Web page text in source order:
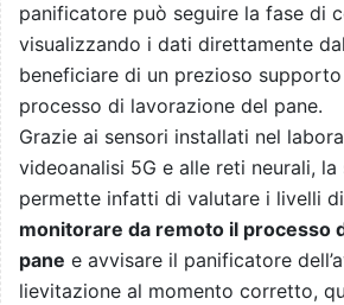
panificatore può seguire la fase di
visualizzando i dati direttamente
beneficiare di un prezioso
processo di lavorazione del pane.
Grazie ai sensori installati nel
videoanalisi 5G e alle reti neurali, la
permette infatti di valutare i livelli di
monitorare da remoto il processo
pane e avvisare il panificatore
lievitazione al momento corretto,